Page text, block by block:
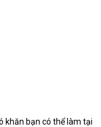
khăn bạn có thể làm tại